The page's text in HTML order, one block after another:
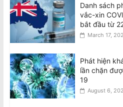
Danh sách
vắc-xin
bắt đầu từ
March 17,
Phát hiện
lần chặn
19
August 6,